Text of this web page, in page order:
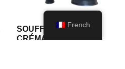
SOUFFLET DE
CRÉMAILLÈRE DE
French